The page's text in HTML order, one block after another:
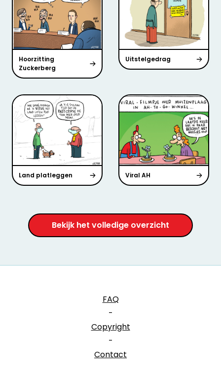
Hoorzitting
Zuckerberg
Uitstelgedrag
Land platleggen Viral AH
Bekijk het volledige overzicht
FAQ
-
Copyright
-
Contact